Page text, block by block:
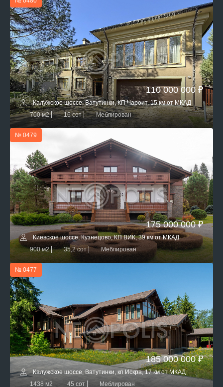
110 000 000 ₽
Калужское шоссе, Ватутинки, КП Чароит, 15 км от МКАД
700 м2
16 сот Меблирован
№ 0479
175 000 000 ₽
Киевское шоссе, Кузнецово, КП ВИК, 39 км от МКАД
900 м2
35,2 сот Меблирован
№ 0477
185 000 000 ₽
Калужское шоссе, Ватутинки, кп Искра, 17 км от МКАД
1438 м2
45 сот Меблирован